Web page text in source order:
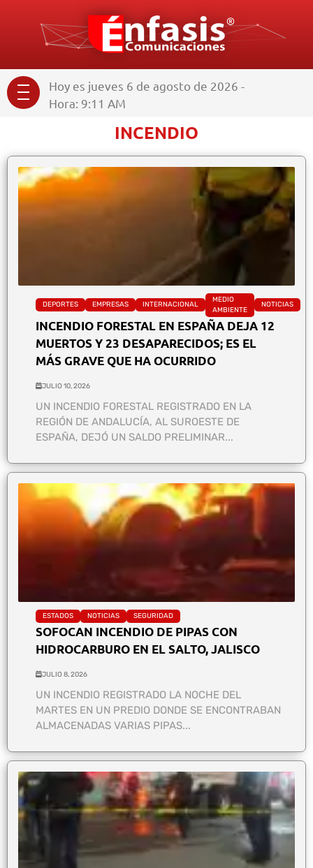
Hoy es jueves 6 de agosto de 2026 -
Hora: 9:11 AM
INCENDIO
DEPORTES EMPRESAS INTERNACIONAL
MEDIO
AMBIENTE
NOTICIAS
INCENDIO FORESTAL EN ESPAÑA DEJA 12
MUERTOS Y 23 DESAPARECIDOS; ES EL
MÁS GRAVE QUE HA OCURRIDO
JULIO 10, 2026
UN INCENDIO FORESTAL REGISTRADO EN LA
REGIÓN DE ANDALUCÍA, AL SUROESTE DE
ESPAÑA, DEJÓ UN SALDO PRELIMINAR...
ESTADOS NOTICIAS SEGURIDAD
SOFOCAN INCENDIO DE PIPAS CON
HIDROCARBURO EN EL SALTO, JALISCO
JULIO 8, 2026
UN INCENDIO REGISTRADO LA NOCHE DEL
MARTES EN UN PREDIO DONDE SE ENCONTRABAN
ALMACENADAS VARIAS PIPAS...